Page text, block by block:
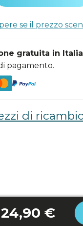
se il prezzo
gratuita in
pagamento.
di
24,90 €